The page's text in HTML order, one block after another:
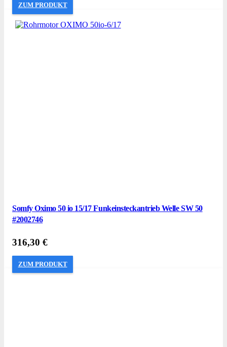
ZUM PRODUKT
Somfy Oximo 50 io 15/17 Funkeinsteckantrieb Welle SW 50
#2002746
316,30 €
ZUM PRODUKT